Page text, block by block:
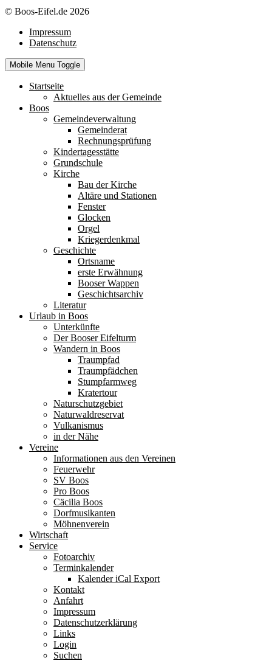
© Boos-Eifel.de 2026
Impressum
Datenschutz
Mobile Menu Toggle
Startseite
Aktuelles aus der Gemeinde
Boos
Gemeindeverwaltung
Gemeinderat
Rechnungsprüfung
Kindertagesstätte
Grundschule
Kirche
Bau der Kirche
Altäre und Stationen
Fenster
Glocken
Orgel
Kriegerdenkmal
Geschichte
Ortsname
erste Erwähnung
Booser Wappen
Geschichtsarchiv
Literatur
Urlaub in Boos
Unterkünfte
Der Booser Eifelturm
Wandern in Boos
Traumpfad
Traumpfädchen
Stumpfarmweg
Kratertour
Naturschutzgebiet
Naturwaldreservat
Vulkanismus
in der Nähe
Vereine
Informationen aus den Vereinen
Feuerwehr
SV Boos
Pro Boos
Cäcilia Boos
Dorfmusikanten
Möhnenverein
Wirtschaft
Service
Fotoarchiv
Terminkalender
Kalender iCal Export
Kontakt
Anfahrt
Impressum
Datenschutzerklärung
Links
Login
Suchen